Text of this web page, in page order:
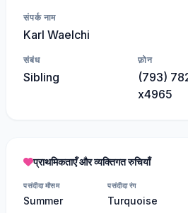
संपर्क नाम
Karl Waelchi
संबंध
Sibling
फ़ोन
(793)
x4965
प्राथमिकताएँ और व्यक्तिगत रुचियाँ
पसंदीदा मौसम
Summer
पसंदीदा रंग
Turquoise